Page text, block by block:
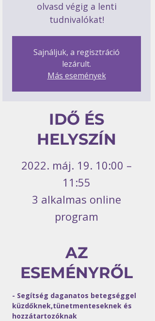
olvasd végig a lenti
tudnivalókat!
Sajnáljuk, a regisztráció
lezárult.
Más események
IDŐ ÉS
HELYSZÍN
2022. máj. 19. 10:00 –
11:55
3 alkalmas online
program
AZ
ESEMÉNYRŐL
- Segítség daganatos betegséggel
küzdőknek,tünetmenteseknek és
hozzátartozóknak